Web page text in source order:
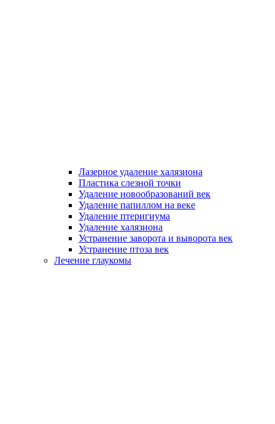
Лазерное удаление халязиона
Пластика слезной точки
Удаление новообразований век
Удаление папиллом на веке
Удаление птеригиума
Удаление халязиона
Устранение заворота и выворота век
Устранение птоза век
Лечение глаукомы